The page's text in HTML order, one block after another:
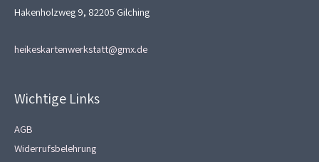
Hakenholzweg 9, 82205 Gilching
heikeskartenwerkstatt@gmx.de
Wichtige Links
AGB
Widerrufsbelehrung